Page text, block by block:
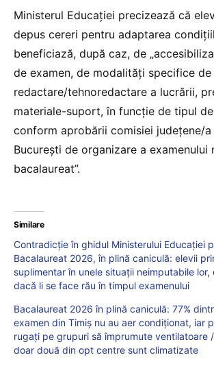
Ministerul Educației precizează că
depus cereri pentru adaptarea
beneficiază, după caz, de
de examen, de modalități specifice de
redactare/tehnoredactare a lucrării,
materiale-suport, în funcție de tipul
conform aprobării comisiei județene/a
București de organizare a examenului
bacalaureat”.
Similare
Contradicție în ghidul Ministerului Educației
Bacalaureat 2026, în plină caniculă: elevii
suplimentar în unele situații neimputabile lor,
dacă li se face rău în timpul examenului
Bacalaureat 2026 în plină caniculă: 77%
examen din Timiș nu au aer condiționat, iar
rugați pe grupuri să împrumute ventilatoare
doar două din opt centre sunt climatizate